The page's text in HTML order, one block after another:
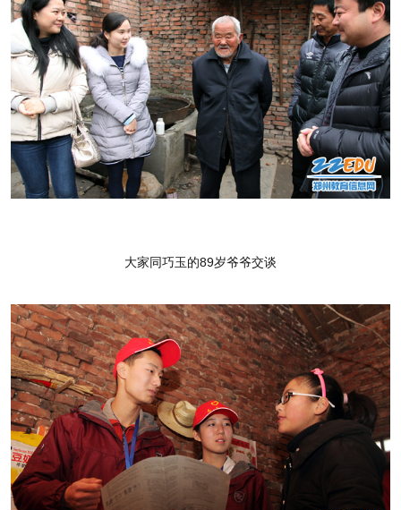
大家同巧玉的89岁爷爷交谈